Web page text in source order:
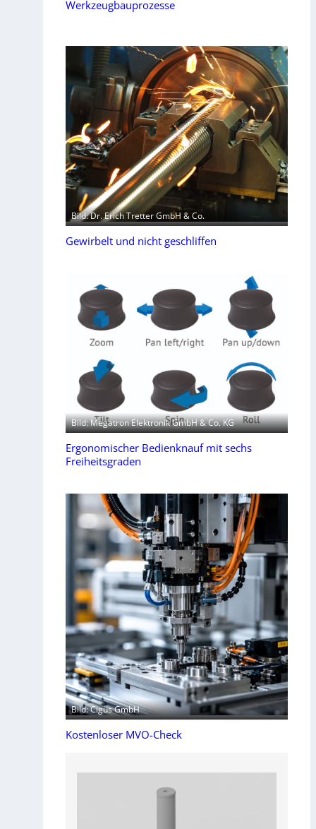
Werkzeugbauprozesse
Bild: Dr. Erich Tretter GmbH & Co.
Gewirbelt und nicht geschliffen
Bild: Megatron Elektronik GmbH & Co. KG
Ergonomischer Bedienknauf mit sechs
Freiheitsgraden
Bild: Cigus GmbH
Kostenloser MVO-Check